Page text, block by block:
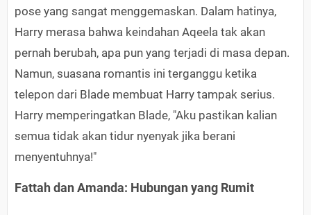
pose yang sangat menggemaskan. Dalam hatinya,
Harry merasa bahwa keindahan Aqeela tak akan
pernah berubah, apa pun yang terjadi di masa depan.
Namun, suasana romantis ini terganggu ketika
telepon dari Blade membuat Harry tampak serius.
Harry memperingatkan Blade, "Aku pastikan kalian
semua tidak akan tidur nyenyak jika berani
menyentuhnya!"
Fattah dan Amanda: Hubungan yang Rumit